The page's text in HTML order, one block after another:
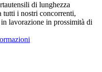
di lunghezza
tutti i nostri concorrenti,
lavorazione in prossimità di